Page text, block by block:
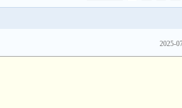
2025-